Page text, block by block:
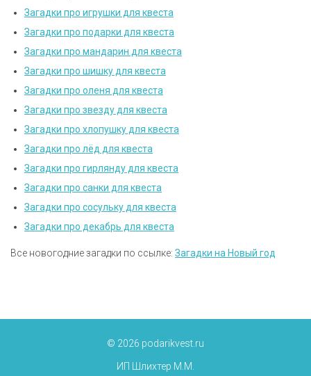
Загадки про игрушки для квеста
Загадки про подарки для квеста
Загадки про мандарин для квеста
Загадки про шишку для квеста
Загадки про оленя для квеста
Загадки про звезду для квеста
Загадки про хлопушку для квеста
Загадки про лёд для квеста
Загадки про гирлянду для квеста
Загадки про санки для квеста
Загадки про сосульку для квеста
Загадки про декабрь для квеста
Все новогодние загадки по ссылке: Загадки на Новый год
© 2026 podarikvest.ru
ИП Шлихтер М.М.